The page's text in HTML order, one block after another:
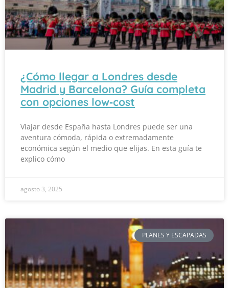
¿Cómo llegar a Londres desde
Madrid y Barcelona? Guía completa
con opciones low‑cost
Viajar desde España hasta Londres puede ser una
aventura cómoda, rápida o extremadamente
económica según el medio que elijas. En esta guía te
explico cómo
agosto 3, 2025
PLANES Y ESCAPADAS